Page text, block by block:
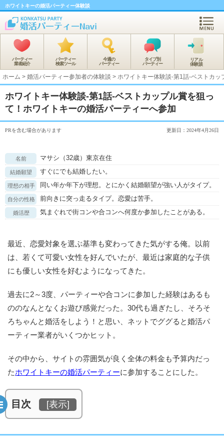
ホワイトキーの婚活パーティー体験談
パーティー
業者紹介
パーティー
検索ツール
今週の
パーティー
タイプ別
パーティー
リアル
体験談
ホーム > 婚活パーティー参加者の体験談 > ホワイトキー体験談-第1話-ベストカ
ホワイトキー体験談-第1話-ベストカップル賞を狙っ
て！ホワイトキーの婚活パーティーへ参加
PRを含む場合があります 更新日：2024年4月26日
名前 マサシ（32歳）東京在住
結婚願望 すぐにでも結婚したい。
理想の相手 同い年か年下が理想。とにかく結婚願望が強い人がタイプ。
自分の性格 前向きに突っ走るタイプ。恋愛は苦手。
婚活歴 気まぐれで街コンや合コンへ何度か参加したことがある。
最近、恋愛対象を選ぶ基準も変わってきた気がする俺。以前
は、若くて可愛い女性を好んでいたが、最近は家庭的な子供
にも優しい女性を好むようになってきた。
過去に2～3度、パーティーや合コンに参加した経験はあるも
ののなんとなくお遊び感覚だった。30代も過ぎたし、そろそ
ろちゃんと婚活をしよう！と思い、ネットでググると婚活パ
ーティー業者がいくつかヒット。
その中から、サイトの雰囲気が良く全体の料金も予算内だっ
たホワイトキーの婚活パーティーに参加することにした。
目次 [表示]